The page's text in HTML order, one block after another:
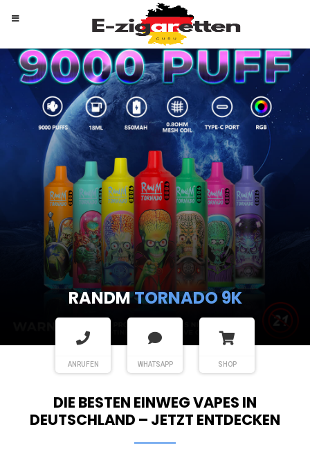
RANDMTORNADO 9K
ANRUFEN WHATSAPP SHOP
DIE BESTEN EINWEG VAPES IN
DEUTSCHLAND – JETZT ENTDECKEN